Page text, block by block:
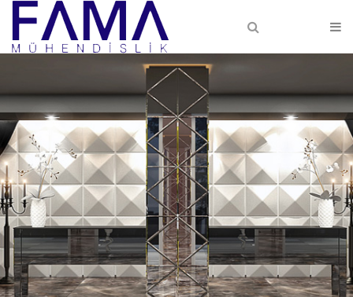
Anasayfa
Hakkımızda
Faaliyet Alanlarımız
PROJE HİZMETLERİ
MÜŞAVİRLİK
TAAHHÜT
Projelerimiz